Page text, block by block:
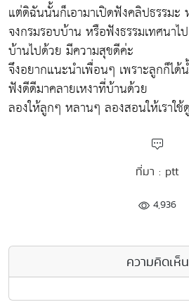
แต่ดิฉันนั้นก็เอามาเปิดฟังคลิปธรรมะ
จงกรมรอบบ้าน หรือฟังธรรมเทศนา
บ้านไปด้วย มีความสุขดีค่ะ
จึงอยากแนะนำเพื่อนๆ เพราะลูกก็ได้
ฟังดีดีมาคลายเหงาที่บ้านด้วย
ลองให้ลูกๆ หลานๆ ลองสอนให้เราใ
ที่มา : ptt
4,936
ความคิดเห็น